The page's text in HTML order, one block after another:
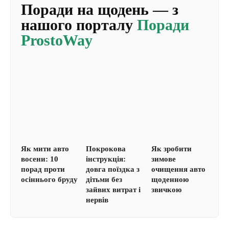
Поради на щодень — з
нашого порталу Поради
ProstoWay
Як мити авто
восени: 10
порад проти
осіннього бруду
Покрокова
інструкція:
довга поїздка з
дітьми без
зайвих витрат і
нервів
Як зробити
зимове
очищення авто
щоденною
звичкою